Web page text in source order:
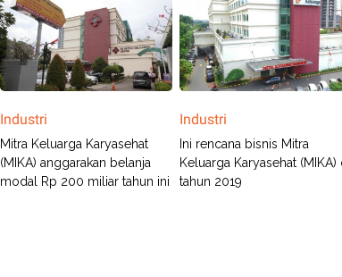
Industri
Mitra Keluarga Karyasehat
(MIKA) anggarakan belanja
modal Rp 200 miliar tahun ini
Industri
Ini rencana bisnis Mitra
Keluarga Karyasehat (MIKA)
tahun 2019